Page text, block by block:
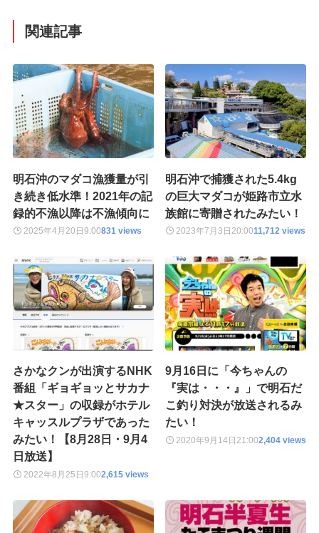
関連記事
明石沖のマダコ漁獲量が引
き続き低水準！2021年の記
録的不漁以降は不漁傾向に
2025年4月20日 9:00831 views
明石沖で捕獲された5.4kg
の巨大マダコが姫路市立水
族館に寄贈されたみたい！
2023年7月3日20:0011,712 views
さかなクンが出演するNHK
番組「ギョギョッとサカナ
★スター」の収録がホテル
キャッスルプラザであった
みたい！【8月28日・9月4
日放送】
2022年8月25日 9:002,615 views
9月16日に「今ちゃんの
『実は・・・』」で明石だ
こ釣り対決が放送されるみ
たい！
2020年9月14日21:002,404 views